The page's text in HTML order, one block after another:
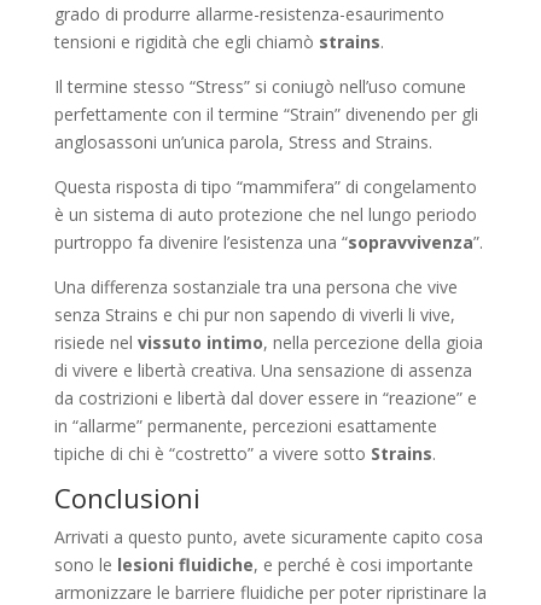
grado di produrre allarme-resistenza-esaurimento
tensioni e rigidità che egli chiamò strains.
Il termine stesso “Stress” si coniugò nell’uso comune
perfettamente con il termine “Strain” divenendo per gli
anglosassoni un’unica parola, Stress and Strains.
Questa risposta di tipo “mammifera” di congelamento
è un sistema di auto protezione che nel lungo periodo
purtroppo fa divenire l’esistenza una “sopravvivenza”.
Una differenza sostanziale tra una persona che vive
senza Strains e chi pur non sapendo di viverli li vive,
risiede nel vissuto intimo, nella percezione della gioia
di vivere e libertà creativa. Una sensazione di assenza
da costrizioni e libertà dal dover essere in “reazione” e
in “allarme” permanente, percezioni esattamente
tipiche di chi è “costretto” a vivere sotto Strains.
Conclusioni
Arrivati a questo punto, avete sicuramente capito cosa
sono le lesioni fluidiche, e perché è cosi importante
armonizzare le barriere fluidiche per poter ripristinare la